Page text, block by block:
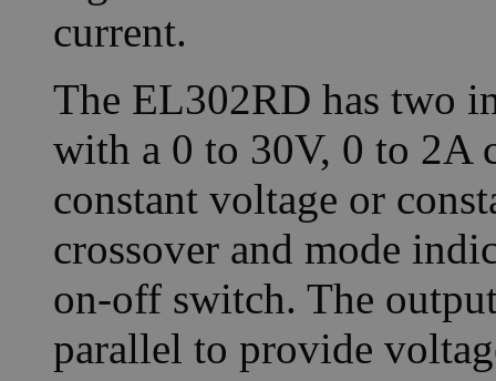
current.
The EL302RD has two
with a 0 to 30V, 0 to 2A
constant voltage or
crossover and mode
on-off switch. The
parallel to provide